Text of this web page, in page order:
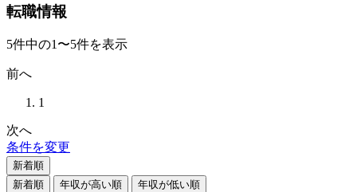
転職情報
5件中の1〜5件を表示
前へ
1
次へ
条件を変更
新着順
新着順
年収が高い順 年収が低い順